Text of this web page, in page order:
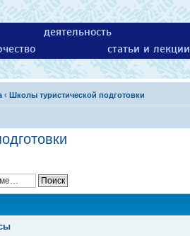
деятельность
статьи и лекции
‹ Школы туристической подготовки